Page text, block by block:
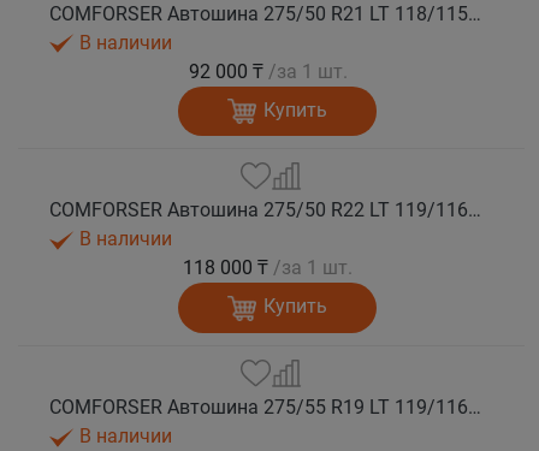
COMFORSER Автошина 275/50 R21 LT 118/115S CF1100 RWL 10PR лето
В наличии
92 000 ₸ /за 1 шт.
Купить
COMFORSER Автошина 275/50 R22 LT 119/116S CF1100 RWL 10PR лето
В наличии
118 000 ₸ /за 1 шт.
Купить
COMFORSER Автошина 275/55 R19 LT 119/116S CF1100 10PR RWL лето
В наличии